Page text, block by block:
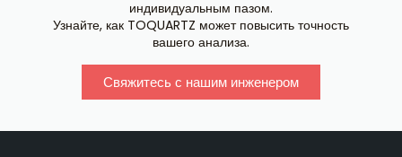
индивидуальным пазом.
Узнайте, как TOQUARTZ может повысить точность
вашего анализа.
Свяжитесь с нашим инженером